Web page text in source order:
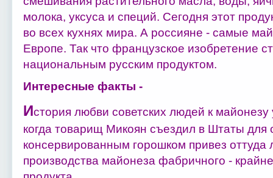
молока, уксуса и специй. Сегодня этот
во всех кухнях мира. А россияне - самые
Европе. Так что французское изобретение
национальным русским продуктом.
Интересные факты -
История любви советских людей к
когда товарищ Микоян съездил в Штаты
консервированным горошком привез
производства майонеза фабричного -